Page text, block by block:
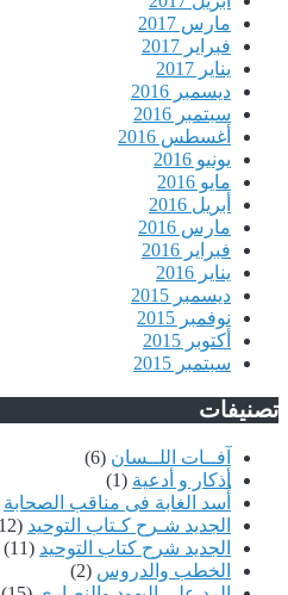
مارس 2017
فبراير 2017
يناير 2017
ديسمبر 2016
سبتمبر 2016
أغسطس 2016
يونيو 2016
مايو 2016
أبريل 2016
مارس 2016
فبراير 2016
يناير 2016
ديسمبر 2015
نوفمبر 2015
أكتوبر 2015
سبتمبر 2015
تصنيفات
آفــات اللــسان (6)
أذكار و أدعية (1)
أُسد الغابة فى مناقب الصحابة
الجديد شـرح كـتاب التوحيد (12)
الجديد شرح كتاب التوحيد (11)
الخطب والدروس (2)